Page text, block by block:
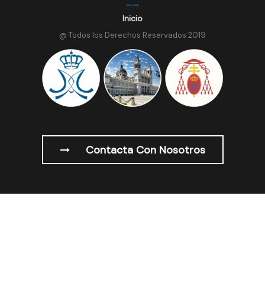
Inicio
@ Todos los Derechos Reservados 2019
Contacta Con Nosotros